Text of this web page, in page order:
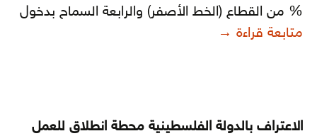
% من القطاع (الخط الأصفر) والرابعة السماح بدخول
متابعة قراءة السلام في بحر الضباب (1)
→
الاعتراف بالدولة الفلسطينية محطة انطلاق للعمل